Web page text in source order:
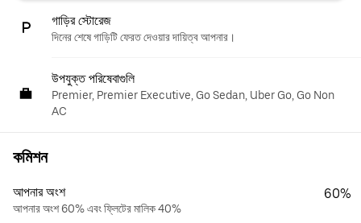
গাড়ির স্টোরেজ
দিনের শেষে গাড়িটি ফেরত দেওয়ার দায়িত্ব আপনার।
উপযুক্ত পরিষেবাগুলি
Premier, Premier Executive, Go Sedan, Uber Go, Go Non
AC
কমিশন
আপনার অংশ
আপনার অংশ 60% এবং ফ্লিটের মালিক 40%
60%